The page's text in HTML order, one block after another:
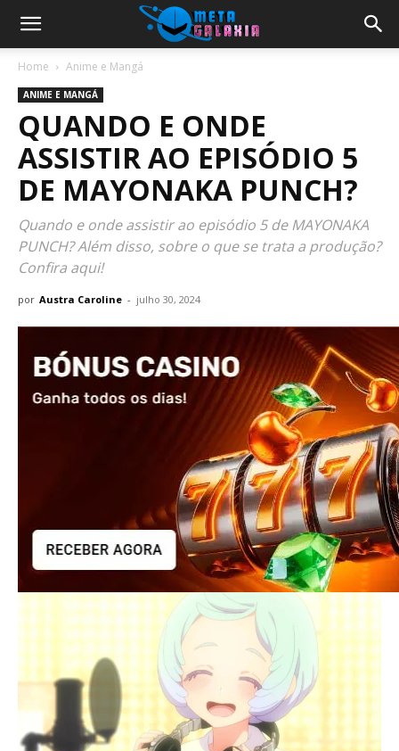
Home Anime e Mangá
ANIME E MANGÁ
QUANDO E ONDE
ASSISTIR AO EPISÓDIO 5
DE MAYONAKA PUNCH?
Quando e onde assistir ao episódio 5 de MAYONAKA
PUNCH? Além disso, sobre o que se trata a produção?
Confira aqui!
por Austra Caroline - julho 30, 2024